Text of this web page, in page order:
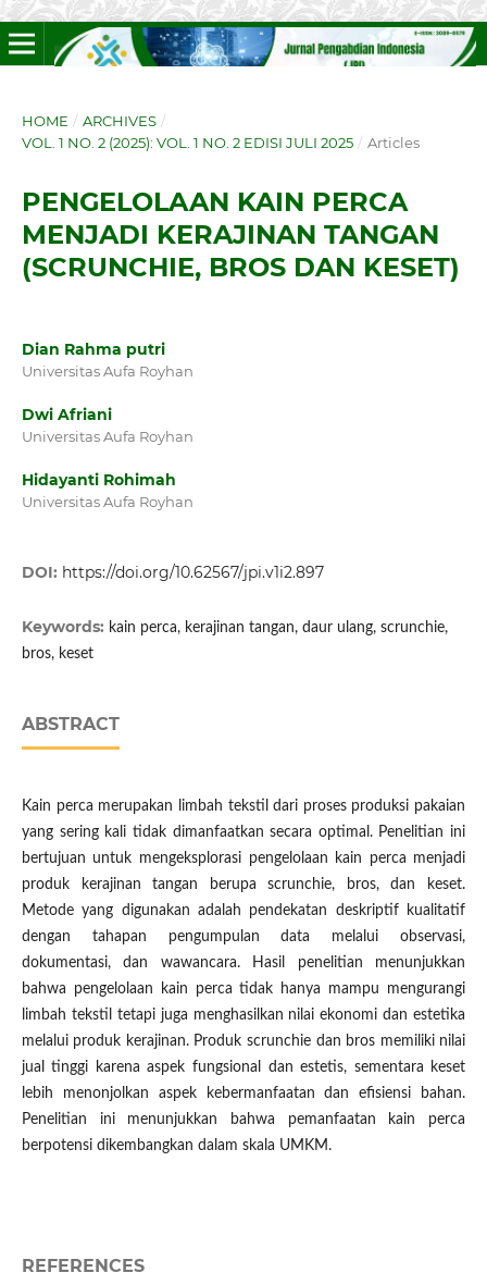
HOME / ARCHIVES /
VOL. 1 NO. 2 (2025): VOL. 1 NO. 2 EDISI JULI 2025 / Articles
PENGELOLAAN KAIN PERCA
MENJADI KERAJINAN TANGAN
(SCRUNCHIE, BROS DAN KESET)
Dian Rahma putri
Universitas Aufa Royhan
Dwi Afriani
Universitas Aufa Royhan
Hidayanti Rohimah
Universitas Aufa Royhan
DOI: https://doi.org/10.62567/jpi.v1i2.897
Keywords: kain perca, kerajinan tangan, daur ulang, scrunchie,
bros, keset
ABSTRACT
Kain perca merupakan limbah tekstil dari proses produksi pakaian
yang sering kali tidak dimanfaatkan secara optimal. Penelitian ini
bertujuan untuk mengeksplorasi pengelolaan kain perca menjadi
produk kerajinan tangan berupa scrunchie, bros, dan keset.
Metode yang digunakan adalah pendekatan deskriptif kualitatif
dengan tahapan pengumpulan data melalui observasi,
dokumentasi, dan wawancara. Hasil penelitian menunjukkan
bahwa pengelolaan kain perca tidak hanya mampu mengurangi
limbah tekstil tetapi juga menghasilkan nilai ekonomi dan estetika
melalui produk kerajinan. Produk scrunchie dan bros memiliki nilai
jual tinggi karena aspek fungsional dan estetis, sementara keset
lebih menonjolkan aspek kebermanfaatan dan efisiensi bahan.
Penelitian ini menunjukkan bahwa pemanfaatan kain perca
berpotensi dikembangkan dalam skala UMKM.
REFERENCES